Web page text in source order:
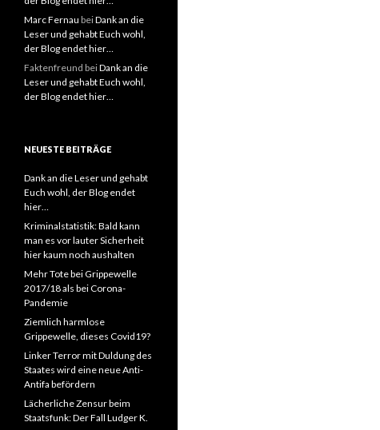
Marc Fernau beiDank an die
Leser und gehabt Euch wohl,
der Blog endet hier…
Faktenfreund beiDank an die
Leser und gehabt Euch wohl,
der Blog endet hier…
NEUESTE BEITRÄGE
Dank an die Leser und gehabt
Euch wohl, der Blog endet
hier…
Kriminalstatistik: Bald kann
man es vor lauter Sicherheit
hier kaum noch aushalten
Mehr Tote bei Grippewelle
2017/18 als bei Corona-
Pandemie
Ziemlich harmlose
Grippewelle, dieses Covid19?
Linker Terror mit Duldung des
Staates wird eine neue Anti-
Antifa befördern
Lächerliche Zensur beim
Staatsfunk: Der Fall Ludger K.